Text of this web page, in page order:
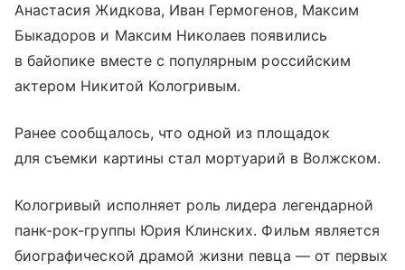
Анастасия Жидкова, Иван Гермогенов, Максим
Быкадоров и Максим Николаев появились
в байопике вместе с популярным российским
актером Никитой Кологривым.
Ранее сообщалось, что одной из площадок
для съемки картины стал мортуарий в Волжском.
Кологривый исполняет роль лидера легендарной
панк-рок-группы Юрия Клинских. Фильм является
биографической драмой жизни певца — от первых